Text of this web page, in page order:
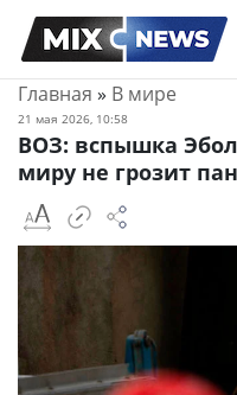
Главная » В мире
21 мая 2026, 10:58
ВОЗ: вспышка
миру не грозит